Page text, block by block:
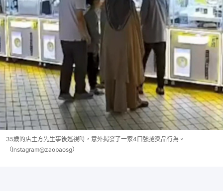
35歲的店主方先生事後巡視時，意外揭發了一家4口強搶獎品行為。
（Instagram@zaobaosg）